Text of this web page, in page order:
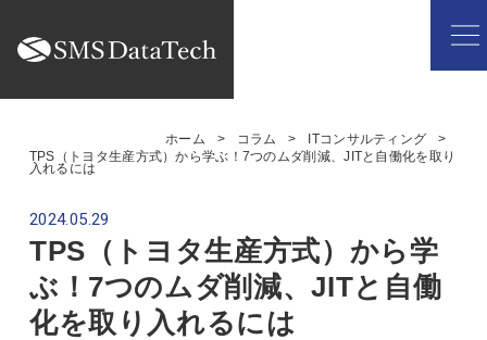
ホーム コラム
ITコンサルティング
TPS（トヨタ生産方式）から学ぶ！7つのムダ削減、JITと自働化を取り
入れるには
2024.05.29
TPS（トヨタ生産方式）から学
ぶ！7つのムダ削減、JITと自働
化を取り入れるには